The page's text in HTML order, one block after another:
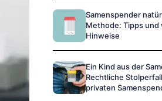
Samenspender
Methode: Tipps und
Hinweise
Ein Kind aus der
Rechtliche
privaten